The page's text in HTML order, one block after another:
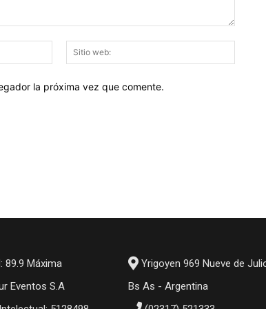
Correo
electrónico:*
web:
la próxima vez que comente.
89.9 Máxima
Eventos S.A
Yrigoyen 969 Nueve de
Bs As - Argentina